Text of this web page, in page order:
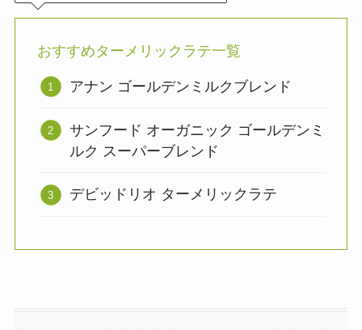
おすすめターメリックラテ一覧
アナン ゴールデンミルクブレンド
サンフード オーガニック ゴールデンミ
ルク スーパーブレンド
デビッドリオ ターメリックラテ